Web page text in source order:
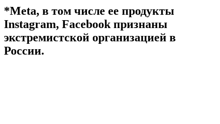
*Meta, в том числе ее продукты
Instagram, Facebook признаны
экстремистской организацией в
России.